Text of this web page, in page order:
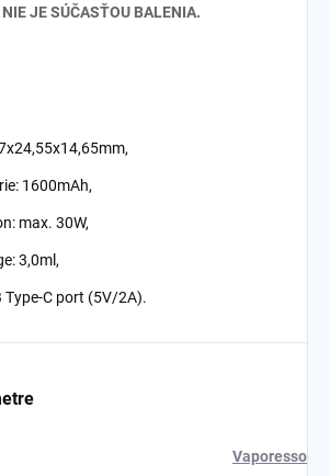
JE SÚČASŤOU BALENIA.
1600mAh,
max. 30W,
3,0ml,
Type-C port (5V/2A).
Vaporesso